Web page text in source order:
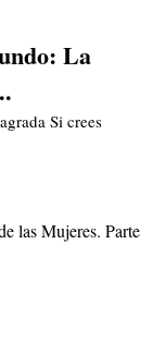
La
Si crees